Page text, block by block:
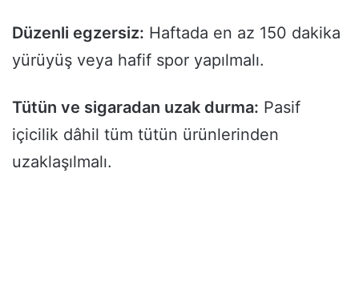
Düzenli egzersiz: Haftada en az 150 dakika
yürüyüş veya hafif spor yapılmalı.
Tütün ve sigaradan uzak durma: Pasif
içicilik dâhil tüm tütün ürünlerinden
uzaklaşılmalı.